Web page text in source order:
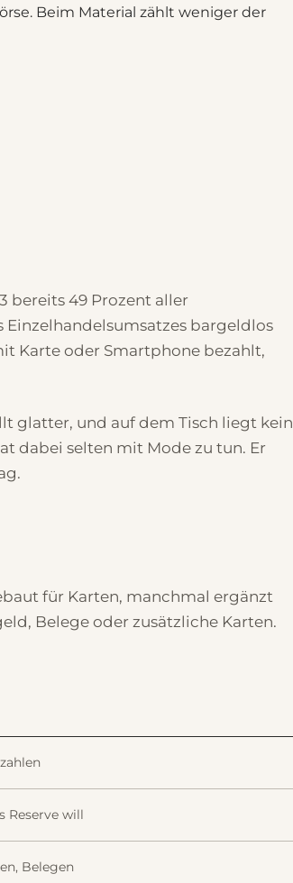
Beim Material zählt weniger der
bereits 49 Prozent aller
Einzelhandelsumsatzes bargeldlos
Karte oder Smartphone bezahlt,
glatter, und auf dem Tisch liegt kein
dabei selten mit Mode zu tun. Er
für Karten, manchmal ergänzt
Belege oder zusätzliche Karten.
Reserve will
Belegen